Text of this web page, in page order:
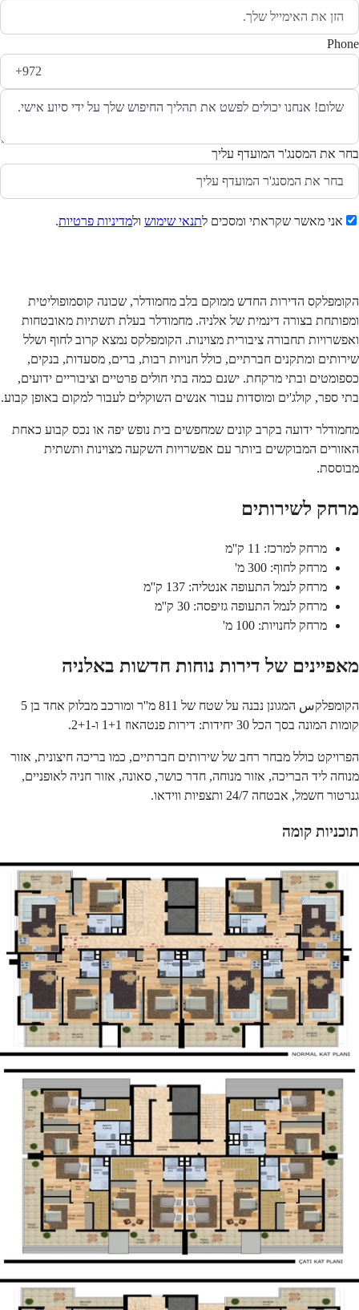
Phone
בחר את המסנג'ר המועדף עליך
אני מאשר שקראתי ומסכים לתנאי שימוש ולמדיניות פרטיות.
הקומפלקס הדירות החדש ממוקם בלב מחמודלר, שכונה קוסמופוליטית
ומפותחת בצורה דינמית של אלניה. מחמודלר בעלת תשתיות מאובטחות
ואפשרויות תחבורה ציבורית מצוינות. הקומפלקס נמצא קרוב לחוף ושלל
שירותים ומתקנים חברתיים, כולל חנויות רבות, ברים, מסעדות, בנקים,
כספומטים ובתי מרקחת. ישנם כמה בתי חולים פרטיים וציבוריים ידועים,
בתי ספר, קולג'ים ומוסדות עבור אנשים השוקלים לעבור למקום באופן קבוע.
מחמודלר ידועה בקרב קונים שמחפשים בית נופש יפה או נכס קבוע כאחת
האזורים המבוקשים ביותר עם אפשרויות השקעה מצוינות ותשתית
מבוססת.
מרחק לשירותים
מרחק למרכז: 11 ק''מ
מרחק לחוף: 300 מ'
מרחק לנמל התעופה אנטליה: 137 ק''מ
מרחק לנמל התעופה גזיפסה: 30 ק''מ
מרחק לחנויות: 100 מ'
מאפיינים של דירות נוחות חדשות באלניה
הקומפלקس המגונן נבנה על שטח של 811 מ''ר ומורכב מבלוק אחד בן 5
קומות המונה בסך הכל 30 יחידות: דירות פנטהאוז 1+1 ו-2+1.
הפרויקט כולל מבחר רחב של שירותים חברתיים, כמו בריכה חיצונית, אזור
מנוחה ליד הבריכה, אזור מנוחה, חדר כושר, סאונה, אזור חניה לאופניים,
גנרטור חשמל, אבטחה 24/7 ותצפיות ווידאו.
תוכניות קומה